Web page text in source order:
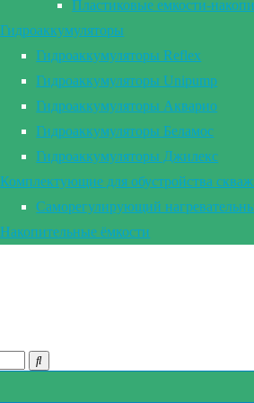
Пластиковые емкости-
Гидроаккумуляторы
Гидроаккумуляторы Reflex
Гидроаккумуляторы Unipump
Гидроаккумуляторы Акварио
Гидроаккумуляторы Беламос
Гидроаккумуляторы Джилекс
Комплектующие для обустройства
Саморегулирующий
Накопительные ёмкости